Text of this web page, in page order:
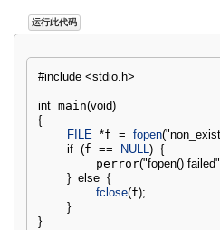
运行此代码
#include <stdio.h>
int main(void)
{
FILE *f = fopen(
if (f == NULL) {
        perror
("fopen() failed"
} else {
fclose(f);
}
}